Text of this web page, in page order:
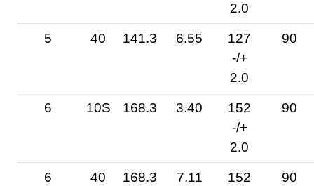
2.0
5 40 141.3 6.55
127
-/+
2.0
90
6 10S 168.3 3.40
152
-/+
2.0
90
6 40 168.3 7.11 152 90